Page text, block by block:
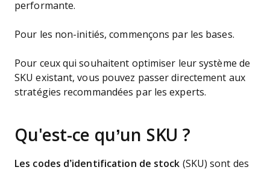
performante.
Pour les non-initiés, commençons par les bases.
Pour ceux qui souhaitent optimiser leur système de
SKU existant, vous pouvez passer directement aux
stratégies recommandées par les experts.
Qu'est-ce qu’un SKU ?
Les codes d’identification de stock (SKU) sont des